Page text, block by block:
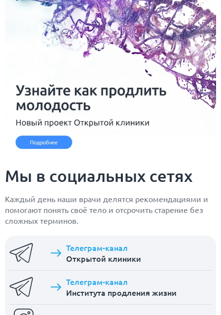
Мы в социальных сетях
Каждый день наши врачи делятся рекомендациями и
помогают понять своё тело и отсрочить старение без
сложных терминов.
Телеграм-канал
Открытой клиники
Телеграм-канал
Института продления жизни